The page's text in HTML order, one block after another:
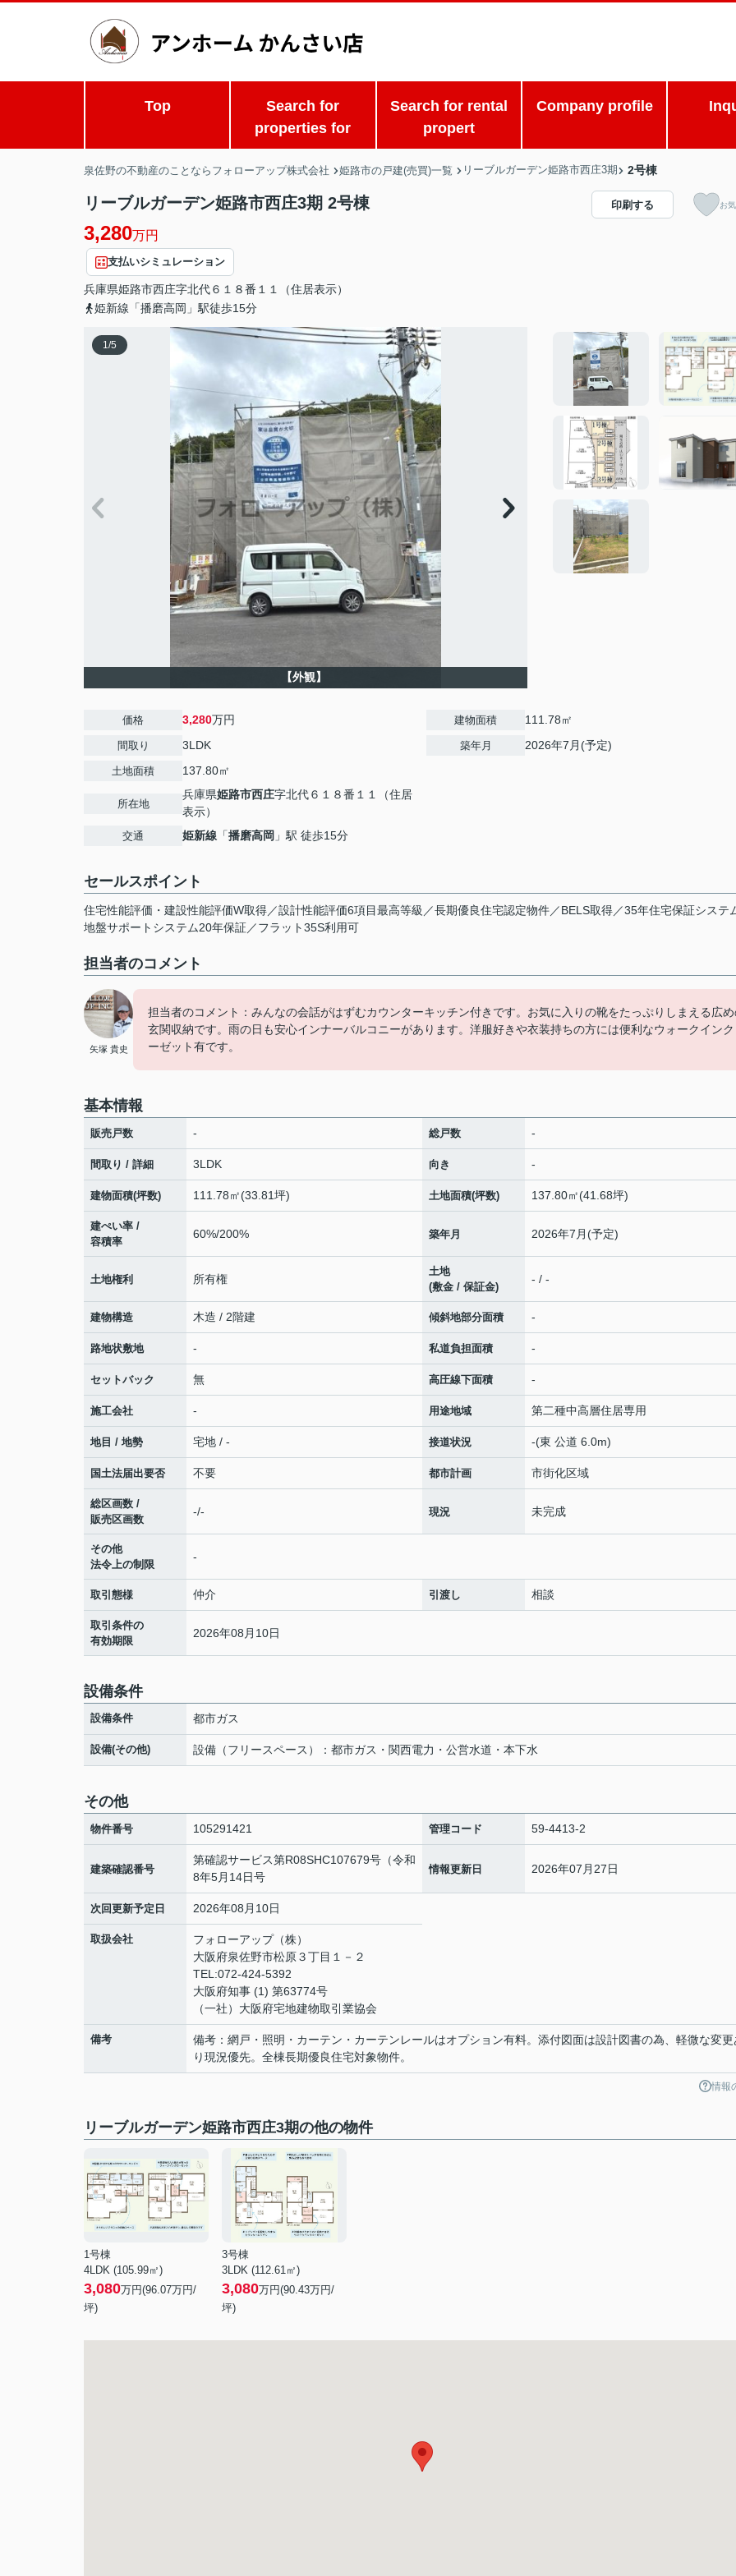
Top
Search for
properties for
Search for rental
propert
Company profile
泉佐野の不動産のことならフォローアップ株式会社 姫路市の戸建(売買)一覧 リーブルガーデン姫路市西庄3期 2号棟
リーブルガーデン姫路市西庄3期 2号棟
3,280万円
支払いシミュレーション
兵庫県姫路市西庄字北代６１８番１１（住居表示）
姫新線「播磨高岡」駅徒歩15分
印刷する お
1/5
【外観】
価格 3,280万円
間取り 3LDK
土地面積 137.80㎡
所在地
兵庫県姫路市西庄字北代６１８番１１（住居
表示）
交通 姫新線 「播磨高岡 」駅 徒歩15分
建物面積 111.78㎡
築年月 2026年7月(予定)
セールスポイント
住宅性能評価・建設性能評価W取得／設計性能評価6項目最高等級／長期優良住宅認定物件／BELS取得／35年住宅保証システ
地盤サポートシステム20年保証／フラット35S利用可
担当者のコメント
矢塚 貴史
担当者のコメント：みんなの会話がはずむカウンターキッチン付きです。お気に入りの靴をたっぷりしまえる広
玄関収納です。雨の日も安心インナーバルコニーがあります。洋服好きや衣装持ちの方には便利なウォークインク
ーゼット有です。
基本情報
販売戸数 - 総戸数 -
間取り / 詳細 3LDK 向き -
建物面積(坪数) 111.78㎡(33.81坪) 土地面積(坪数) 137.80㎡(41.68坪)
建ぺい率 /
容積率
60%/200% 築年月 2026年7月(予定)
土地権利 所有権
土地
(敷金 / 保証金)
- / -
建物構造 木造 / 2階建 傾斜地部分面積 -
路地状敷地 - 私道負担面積 -
セットバック 無 高圧線下面積 -
施工会社 - 用途地域 第二種中高層住居専用
地目 / 地勢 宅地 / - 接道状況 -(東 公道 6.0m)
国土法届出要否 不要 都市計画 市街化区域
総区画数 /
販売区画数
-/- 現況 未完成
その他
法令上の制限
-
取引態様 仲介 引渡し 相談
取引条件の
有効期限
2026年08月10日
設備条件
設備条件 都市ガス
設備(その他) 設備（フリースペース）：都市ガス・関西電力・公営水道・本下水
その他
物件番号 105291421 管理コード 59-4413-2
建築確認番号
第確認サービス第R08SHC107679号（令和
8年5月14日号
情報更新日 2026年07月27日
次回更新予定日 2026年08月10日
取扱会社
フォローアップ（株）
大阪府泉佐野市松原３丁目１－２
TEL:072-424-5392
大阪府知事 (1) 第63774号
（一社）大阪府宅地建物取引業協会
備考
備考：網戸・照明・カーテン・カーテンレールはオプション有料。添付図面は設計図書の為、軽微な変更
り現況優先。全棟長期優良住宅対象物件。
情報
リーブルガーデン姫路市西庄3期の他の物件
1号棟
4LDK (105.99㎡)
3,080万円(96.07万円/
坪)
3号棟
3LDK (112.61㎡)
3,080万円(90.43万円/
坪)